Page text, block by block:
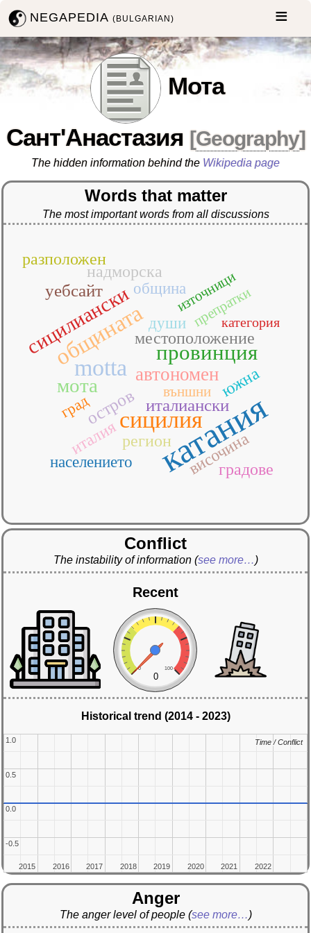
NEGAPEDIA(BULGARIAN)
Мота
Сант'Анастазия [Geography]
The hidden information behind the Wikipedia page
Words that matter
The most important words from all discussions
катания
motta
сицилия
общината провинция
мота
сицилиански
автономен
италиански
остров
уебсайт
височина
градове
италия
местоположение
надморска
разположен
регион
южна
души
населението
община
град
външни
източници
препраткикатегория
Conflict
The instability of information (see more…)
Recent
0 100
0
Historical trend (2014 - 2023)
2015
2015 2016
2016 2017
2017 2018
2018 2019
2019 2020
2020 2021
2021 2022
2022
-0.5
-0.5
0.0
0.0
0.5
0.5
1.0
1.0 Time / Conflict
Time / Conflict
Anger
The anger level of people (see more…)